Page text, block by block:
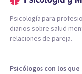
Psicología para
diarios sobre salud
relaciones de pareja.
Psicólogos con los